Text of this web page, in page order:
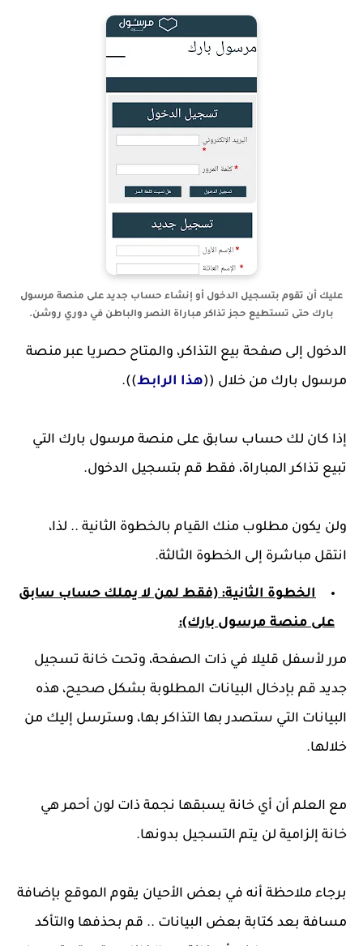
عليك أن تقوم بتسجيل الدخول أو إنشاء حساب جديد على منصة مرسول
بارك حتى تستطيع حجز تذاكر مباراة النصر والباطن في دوري روشن.
الدخول إلى صفحة بيع التذاكر، والمتاح حصريا عبر منصة
مرسول بارك من خلال ((هذا الرابط)).
إذا كان لك حساب سابق على منصة مرسول بارك التي
تبيع تذاكر المباراة، فقط قم بتسجيل الدخول.
ولن يكون مطلوب منك القيام بالخطوة الثانية .. لذا،
انتقل مباشرة إلى الخطوة الثالثة.
الخطوة الثانية: (فقط لمن لا يملك حساب سابق
على منصة مرسول بارك):
مرر لأسفل قليلا في ذات الصفحة، وتحت خانة تسجيل
جديد قم بإدخال البيانات المطلوبة بشكل صحيح، هذه
البيانات التي ستصدر بها التذاكر بها، وسترسل إليك من
خلالها.
مع العلم أن أي خانة يسبقها نجمة ذات لون أحمر هي
خانة إلزامية لن يتم التسجيل بدونها.
برجاء ملاحظة أنه في بعض الأحيان يقوم الموقع بإضافة
مسافة بعد كتابة بعض البيانات .. قم بحذفها والتأكد